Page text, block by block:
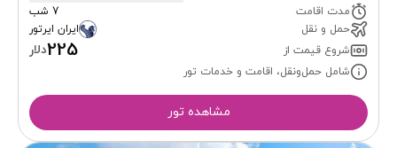
مدت اقامت
7 شب
حمل و نقل
ایران ایرتور
شروع قیمت از
225دلار
شامل حمل‌ونقل، اقامت و خدمات تور
مشاهده تور